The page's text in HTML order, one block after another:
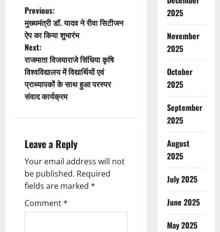
P
o
s
t
n
v
i
g
a
t
Previous:
मुख्यमंत्री डॉ. यादव ने रीवा सिटीजन
ऐप का किया शुभारंभ
Next:
राजमाता विजयाराजे सिंधिया कृषि
विश्वविद्यालय में विद्यार्थियों एवं
प्राध्यापकों के साथ हुआ परस्पर
संवाद कार्यक्रम
Leave a Reply
Your email address will not
be published. Required
fields are marked *
Comment*
2025
November
2025
October
2025
September
2025
August
2025
July 2025
June 2025
May 2025